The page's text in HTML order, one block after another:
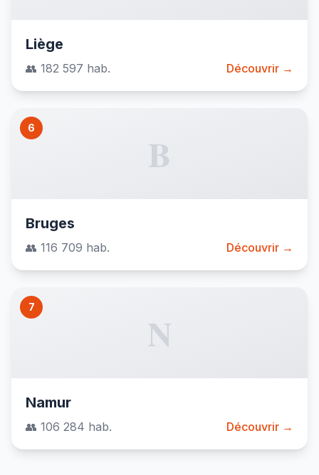
Liège
👥 182 597 hab. Découvrir →
6
B
Bruges
👥 116 709 hab. Découvrir →
7
N
Namur
👥 106 284 hab. Découvrir →